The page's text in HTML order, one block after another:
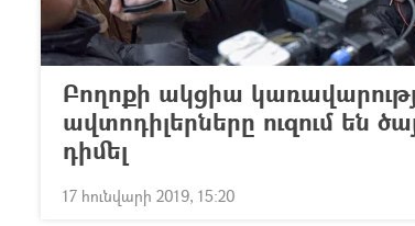
Բողոքի ակցիա
ավտոդիլերները ուզում են
դիմել
17 հունվարի 2019, 15:20